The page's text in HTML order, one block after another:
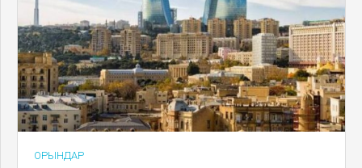
ОРЫНДАР